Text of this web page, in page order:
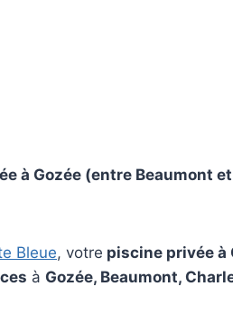
à Gozée (entre Beaumont
Bleue, votre piscine privée à
à Gozée, Beaumont,